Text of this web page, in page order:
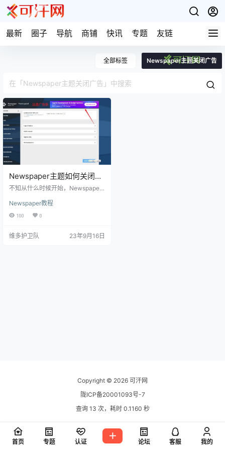
最新 圈子 导航 商铺 快讯 专题 友链
全部标签 Newspaper主题关闭广告
Newspaper主题如何关闭后
台的面板的广告?
不知从什么时候开始，Newspaper
眼，具体如下图： 我之前一直以为
这个广告条关不掉，直到我看到下
dvertisement的选择框关闭（默认
Newspaper教程
100 0
维多护卫队 23年9月16日
Copyright © 2026 可汗网
陇ICP备20001093号-7
查询 13 次，耗时 0.1160 秒
首页 专题 认证 论坛 客服 我的